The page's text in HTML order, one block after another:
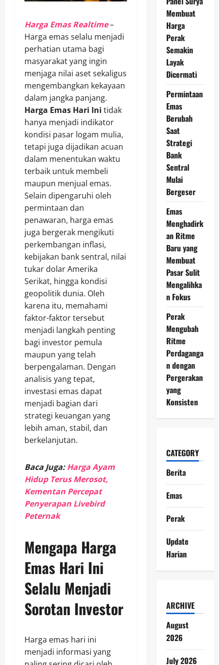
Harga Emas Realtime–
Harga emas selalu menjadi
perhatian utama bagi
masyarakat yang ingin
menjaga nilai aset sekaligus
mengembangkan kekayaan
dalam jangka panjang.
Harga Emas Hari Ini tidak
hanya menjadi indikator
kondisi pasar logam mulia,
tetapi juga dijadikan acuan
dalam menentukan waktu
terbaik untuk membeli
maupun menjual emas.
Selain dipengaruhi oleh
permintaan dan
penawaran, harga emas
juga bergerak mengikuti
perkembangan inflasi,
kebijakan bank sentral, nilai
tukar dolar Amerika
Serikat, hingga kondisi
geopolitik dunia. Oleh
karena itu, memahami
faktor-faktor tersebut
menjadi langkah penting
bagi investor pemula
maupun yang telah
berpengalaman. Dengan
analisis yang tepat,
investasi emas dapat
menjadi bagian dari
strategi keuangan yang
lebih aman, stabil, dan
berkelanjutan.
Baca Juga: Harga Ayam
Hidup Terus Merosot,
Kementan Percepat
Penyerapan Livebird
Peternak
Mengapa Harga
Emas Hari Ini
Selalu Menjadi
Sorotan Investor
Harga emas hari ini
menjadi informasi yang
Membuat
Harga
Perak
Semakin
Layak
Dicermati
Permintaan
Emas
Berubah
Saat
Strategi
Bank
Sentral
Mulai
Bergeser
Emas
Menghadirk
an Ritme
Baru yang
Membuat
Pasar Sulit
Mengalihka
n Fokus
Perak
Mengubah
Ritme
Perdaganga
n dengan
Pergerakan
yang
Konsisten
CATEGORY
Berita
Emas
Perak
Update
Harian
ARCHIVE
August
2026
July 2026